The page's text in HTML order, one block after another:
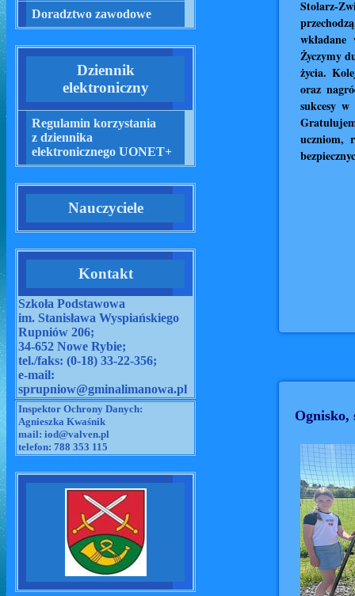
Doradztwo zawodowe
Dziennik
elektroniczny
Regulamin korzystania
z dziennika
elektronicznego UONET+
Nauczyciele
Kontakt
Szkoła Podstawowa
im. Stanisława Wyspiańskiego
Rupniów 206;
34-652 Nowe Rybie;
tel./faks: (0-18) 33-22-356;
e-mail:
sprupniow@gminalimanowa.pl
Inspektor Ochrony Danych:
Agnieszka Kwaśnik
mail: iod@valven.pl
telefon: 788 353 115